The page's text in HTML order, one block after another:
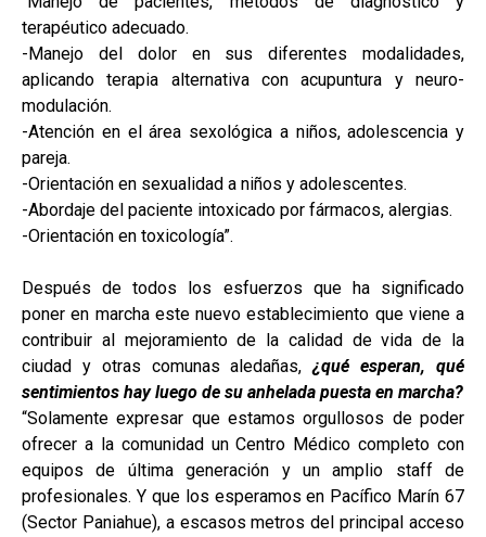
terapéutico adecuado.
-Manejo del dolor en sus diferentes modalidades,
aplicando terapia alternativa con acupuntura y neuro-
modulación.
-Atención en el área sexológica a niños, adolescencia y
pareja.
-Orientación en sexualidad a niños y adolescentes.
-Abordaje del paciente intoxicado por fármacos, alergias.
-Orientación en toxicología”.
Después de todos los esfuerzos que ha significado
poner en marcha este nuevo establecimiento que viene a
contribuir al mejoramiento de la calidad de vida de la
ciudad y otras comunas aledañas,¿qué esperan, qué
sentimientos hay luego de su anhelada puesta en marcha?
“Solamente expresar que estamos orgullosos de poder
ofrecer a la comunidad un Centro Médico completo con
equipos de última generación y un amplio staff de
profesionales. Y que los esperamos en Pacífico Marín 67
(Sector Paniahue), a escasos metros del principal acceso